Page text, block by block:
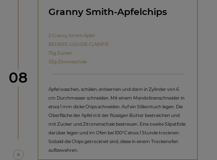
Schritt
08
Granny Smith-Apfelchips
2 Granny Smith-Äpfel
BEURRE LIQUIDE CLARIFIE
75g Zucker
1/2g Zitroneschale
Äpfel waschen, schälen, entkernen und dann in Zylinder von 6
cm Durchmesser schneiden. Mit einem Mandolinenschneider in
etwa 1 mm dicke Chips schneiden. Auf ein Silikontuch legen. Die
Oberfläche der Apfel mit der flüssigen Butter bestreichen und
mit Zucker und Zitronenschale bestreuen. Eine zweite Silpatfolie
darüber legen und im Ofen bei 100°C etwa 1 Stunde trocknen.
Sobald die Chips getrocknet sind, diese in einem Trockenofen
aufbewahren.